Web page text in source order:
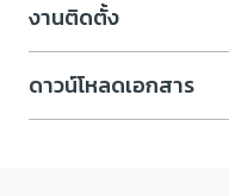
งานติดตั้ง
ดาวน์โหลดเอกสาร